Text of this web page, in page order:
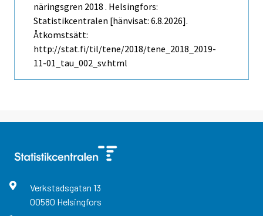
näringsgren 2018 . Helsingfors:
Statistikcentralen [hänvisat: 6.8.2026].
Åtkomstsätt:
http://stat.fi/til/tene/2018/tene_2018_2019-
11-01_tau_002_sv.html
Verkstadsgatan 13
00580 Helsingfors